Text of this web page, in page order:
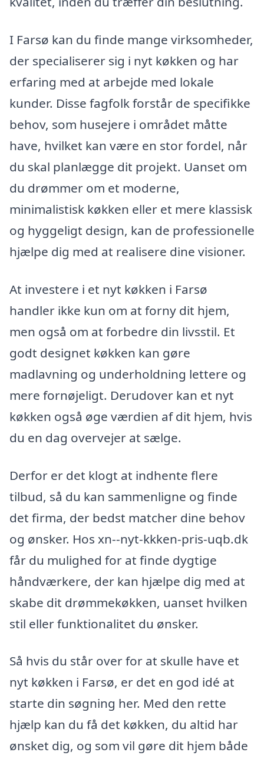
I Farsø kan du finde mange virksomheder,
der specialiserer sig i nyt køkken og har
erfaring med at arbejde med lokale
kunder. Disse fagfolk forstår de specifikke
behov, som husejere i området måtte
have, hvilket kan være en stor fordel, når
du skal planlægge dit projekt. Uanset om
du drømmer om et moderne,
minimalistisk køkken eller et mere klassisk
og hyggeligt design, kan de professionelle
hjælpe dig med at realisere dine visioner.
At investere i et nyt køkken i Farsø
handler ikke kun om at forny dit hjem,
men også om at forbedre din livsstil. Et
godt designet køkken kan gøre
madlavning og underholdning lettere og
mere fornøjeligt. Derudover kan et nyt
køkken også øge værdien af dit hjem, hvis
du en dag overvejer at sælge.
Derfor er det klogt at indhente flere
tilbud, så du kan sammenligne og finde
det firma, der bedst matcher dine behov
og ønsker. Hos xn--nyt-kkken-pris-uqb.dk
får du mulighed for at finde dygtige
håndværkere, der kan hjælpe dig med at
skabe dit drømmekøkken, uanset hvilken
stil eller funktionalitet du ønsker.
Så hvis du står over for at skulle have et
nyt køkken i Farsø, er det en god idé at
starte din søgning her. Med den rette
hjælp kan du få det køkken, du altid har
ønsket dig, og som vil gøre dit hjem både